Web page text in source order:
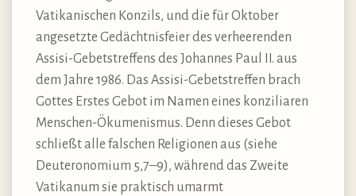
Vatikanischen Konzils, und die für Oktober
angesetzte Gedächtnisfeier des verheerenden
Assisi-Gebetstreffens des Johannes Paul II. aus
dem Jahre 1986. Das Assisi-Gebetstreffen brach
Gottes Erstes Gebot im Namen eines konziliaren
Menschen-Ökumenismus. Denn dieses Gebot
schließt alle falschen Religionen aus (siehe
Deuteronomium 5,7–9), während das Zweite
Vatikanum sie praktisch umarmt